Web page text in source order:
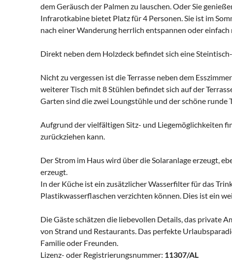
dem Geräusch der Palmen zu lauschen. Oder Sie
Infrarotkabine bietet Platz für 4 Personen. Sie ist im
nach einer Wanderung herrlich entspannen oder
Direkt neben dem Holzdeck befindet sich eine
Nicht zu vergessen ist die Terrasse neben dem
weiterer Tisch mit 8 Stühlen befindet sich auf der
Garten sind die zwei Loungstühle und der schöne runde
Aufgrund der vielfältigen Sitz- und Liegemöglichkeiten
zurückziehen kann.
Der Strom im Haus wird über die Solaranlage erzeugt,
erzeugt.
In der Küche ist ein zusätzlicher Wasserfilter für das
Plastikwasserflaschen verzichten können. Dies ist ein
Die Gäste schätzen die liebevollen Details, das private
von Strand und Restaurants. Das perfekte
Familie oder Freunden.
Lizenz- oder Registrierungsnummer: 11307/AL